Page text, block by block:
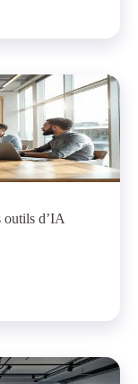
outils d’IA